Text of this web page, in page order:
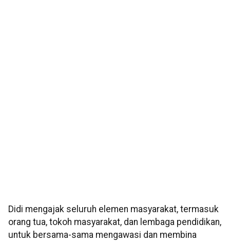
Didi mengajak seluruh elemen masyarakat, termasuk
orang tua, tokoh masyarakat, dan lembaga pendidikan,
untuk bersama-sama mengawasi dan membina